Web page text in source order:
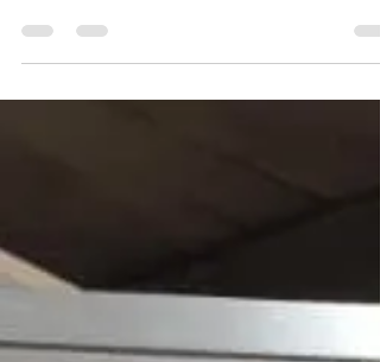
Gütersloh